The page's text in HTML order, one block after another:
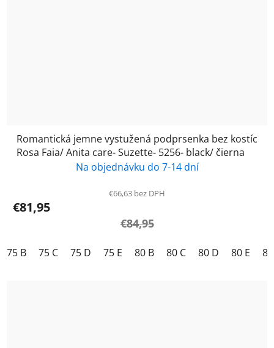
Romantická jemne vystužená podprsenka bez kostíc
Rosa Faia/ Anita care- Suzette- 5256- black/ čierna
Na objednávku do 7-14 dní
€66,63 bez DPH
€81,95
€84,95
75 B 75 C 75 D 75 E 80 B 80 C 80 D 80 E